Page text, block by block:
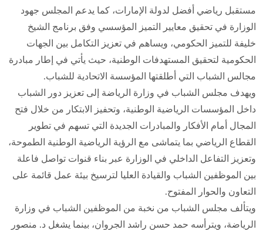
مستقبل رياضي أفضل لدولة الإمارات، كما يدعم المجلس جهود
الوزارة في تحقيق معايير التميز المؤسسي وفق برنامج الشيخ
خليفة للتميز الحكومي، ويساهم في تعزيز التكامل بين الجهات
الحكومية لتحقيق المستهدفات الوطنية، حيث يأتي في إطار مبادرة
مجالس الشباب التي أطلقتها المؤسسة الاتحادية للشباب.
ويهدف مجلس الشباب في وزارة الرياضة إلى تعزيز دور الشباب
داخل المؤسسات الرياضية الوطنية، وتحفيز الابتكار من خلال فتح
المجال أمام الأفكار والمبادرات الجديدة التي تسهم في تطوير
القطاع الرياضي بما يتماشى مع الرؤية الرياضية الوطنية الطموحة،
وتعزيز التفاعل الداخلي في الوزارة عبر بناء قنوات تواصل فاعلة
بين الموظفين الشباب والقيادة العليا لترسيخ بيئة عمل قائمة على
التعاون والحوار المفتوح.
ويتألف مجلس الشباب من نخبة من الموظفين الشباب في وزارة
الرياضة، ويترأسه حمد حسن راشد الجروان، بينما يشغل د. منصور